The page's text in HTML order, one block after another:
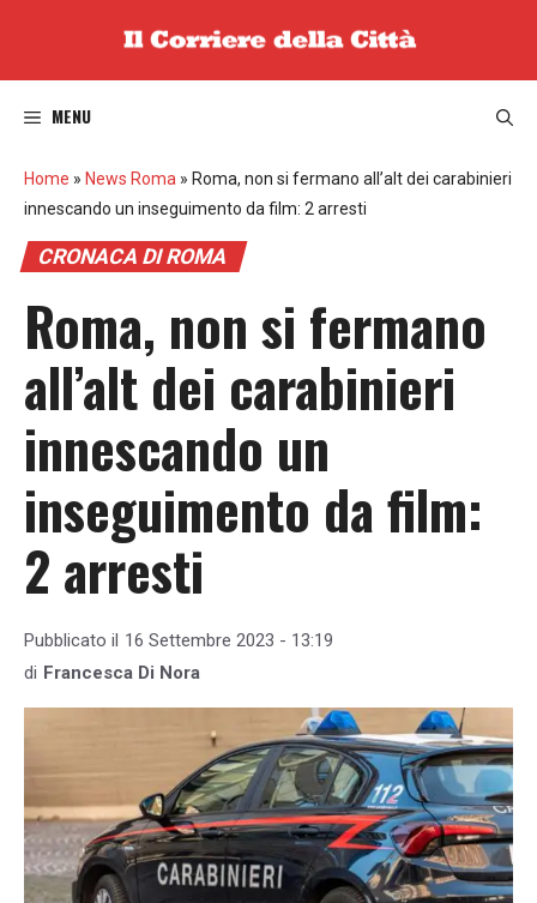
MENU
Home » News Roma » Roma, non si fermano all’alt dei carabinieri
innescando un inseguimento da film: 2 arresti
CRONACA DI ROMA
Roma, non si fermano
all’alt dei carabinieri
innescando un
inseguimento da film:
2 arresti
Pubblicato il 16 Settembre 2023 - 13:19
di Francesca Di Nora